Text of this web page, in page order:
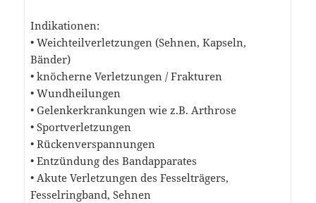
Indikationen:
• Weichteilverletzungen (Sehnen, Kapseln,
Bänder)
• knöcherne Verletzungen / Frakturen
• Wundheilungen
• Gelenkerkrankungen wie z.B. Arthrose
• Sportverletzungen
• Rückenverspannungen
• Entzündung des Bandapparates
• Akute Verletzungen des Fesselträgers,
Fesselringband, Sehnen